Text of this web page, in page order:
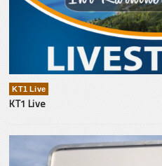
KT1 Live
KT1 Live